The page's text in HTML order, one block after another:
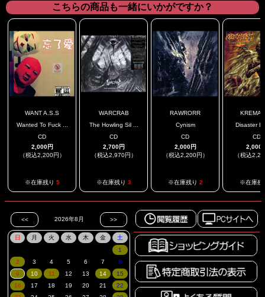
こちらの商品も一緒にいかがですか？
WANT A.S.S
Wanted To Fuck ...
CD
2,000円
（税込2,200円）
※在庫残り 5
WARCRAB
The Howling Sil ...
CD
2,700円
（税込2,970円）
※在庫残り 3
RAWRORR
Cynism
CD
2,000円
（税込2,200円）
※在庫残り 2
Disaster
CD
2,000
（税込
※在庫残